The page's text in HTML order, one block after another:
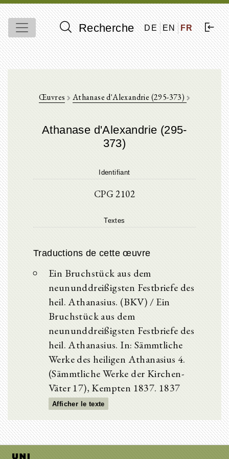
Recherche DE EN FR
Œuvres Athanase d'Alexandrie (295-373)
Athanase d'Alexandrie (295-
373)
Identifiant
CPG 2102
Textes
Traductions de cette œuvre
Ein Bruchstück aus dem
neununddreißigsten Festbriefe des
heil. Athanasius. (BKV) / Ein
Bruchstück aus dem
neununddreißigsten Festbriefe des
heil. Athanasius. In: Sämmtliche
Werke des heiligen Athanasius 4.
(Sämmtliche Werke der Kirchen-
Väter 17), Kempten 1837. 1837
Afficher le texte